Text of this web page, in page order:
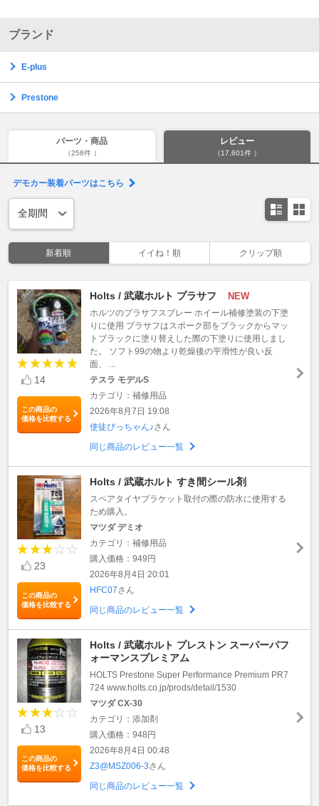
ブランド
E-plus
Prestone
パーツ・商品
（258件 ）
レビュー
（17,601件 ）
デモカー装着パーツはこちら
新着順 イイね！順 クリップ順
14
この商品の
価格を比較する
Holts / 武蔵ホルト プラサフ NEW
ホルツのプラサフスプレー ホイール補修塗装の下塗
りに使用 プラサフはスポーク部をブラックからマッ
トブラックに塗り替えした際の下塗りに使用しまし
た。 ソフト99の物より乾燥後の平滑性が良い反
面、 ...
テスラ モデルS
カテゴリ：補修用品
2026年8月7日 19:08
使徒ぴっちゃん♪さん
同じ商品のレビュー一覧
23
この商品の
価格を比較する
Holts / 武蔵ホルト すき間シール剤
スペアタイヤブラケット取付の際の防水に使用する
ため購入。
マツダ デミオ
カテゴリ：補修用品
購入価格：949円
2026年8月4日 20:01
HFC07さん
同じ商品のレビュー一覧
13
この商品の
価格を比較する
Holts / 武蔵ホルト プレストン スーパーパフ
ォーマンスプレミアム
HOLTS Prestone Super Performance Premium PR7
724 www.holts.co.jp/prods/detail/1530
マツダ CX-30
カテゴリ：添加剤
購入価格：948円
2026年8月4日 00:48
Z3@MSZ006-3さん
同じ商品のレビュー一覧